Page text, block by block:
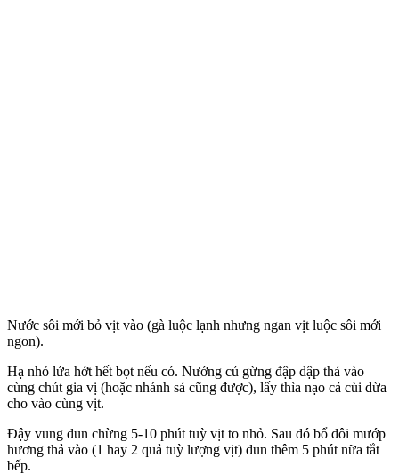
Nước sôi mới bỏ vịt vào (gà luộc lạnh nhưng ngan vịt luộc sôi mới
ngon).
Hạ nhỏ lửa hớt hết bọt nếu có. Nướng củ gừng đập dập thả vào
cùng chút gia vị (hoặc nhánh sả cũng được), lấy thìa nạo cả cùi dừa
cho vào cùng vịt.
Đậy vung đun chừng 5-10 phút tuỳ vịt to nhỏ. Sau đó bổ đôi mướp
hương thả vào (1 hay 2 quả tuỳ lượng vịt) đun thêm 5 phút nữa tắt
bếp.